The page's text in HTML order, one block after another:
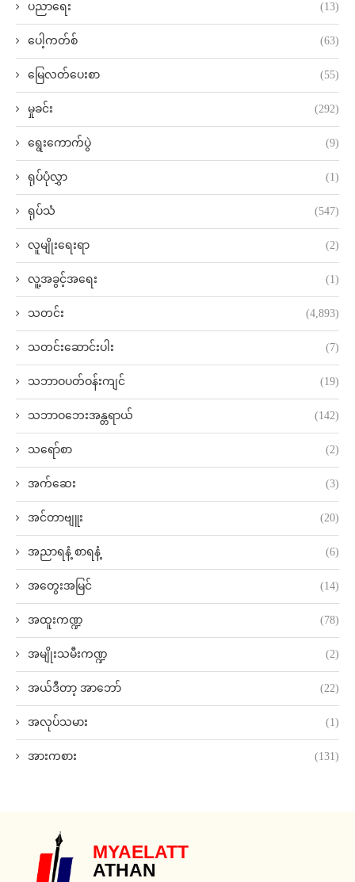
ပညာရေး (13)
ပေါ့ကတ်စ် (63)
မြေလတ်ပေးစာ (55)
မှုခင်း (292)
ရွေးကောက်ပွဲ (9)
ရုပ်ပုံလွှာ (1)
ရုပ်သံ (547)
လူမျိုးရေးရာ (2)
လူ့အခွင့်အရေး (1)
သတင်း (4,893)
သတင်းဆောင်းပါး (7)
သဘာဝပတ်ဝန်းကျင် (19)
သဘာဝဘေးအန္တရာယ် (142)
သရော်စာ (2)
အက်ဆေး (3)
အင်တာဗျူး (20)
အညာရနံ့ စာရနံ့ (6)
အတွေးအမြင် (14)
အထူးကဏ္ဍ (78)
အမျိုးသမီးကဏ္ဍ (2)
အယ်ဒီတာ့ အာဘော် (22)
အလုပ်သမား (1)
အားကစား (131)
MYAELATT
ATHAN